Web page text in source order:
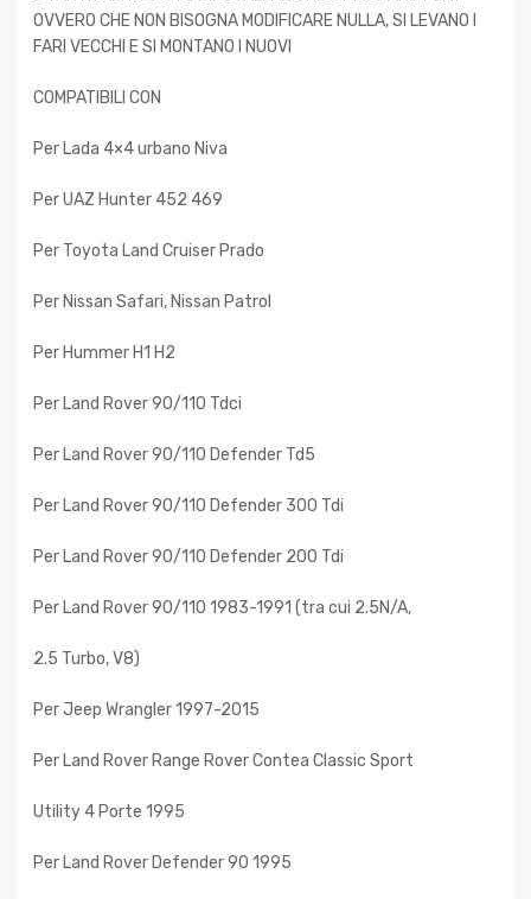
OVVERO CHE NON BISOGNA MODIFICARE NULLA, SI LEVANO I
FARI VECCHI E SI MONTANO I NUOVI
COMPATIBILI CON
Per Lada 4×4 urbano Niva
Per UAZ Hunter 452 469
Per Toyota Land Cruiser Prado
Per Nissan Safari, Nissan Patrol
Per Hummer H1 H2
Per Land Rover 90/110 Tdci
Per Land Rover 90/110 Defender Td5
Per Land Rover 90/110 Defender 300 Tdi
Per Land Rover 90/110 Defender 200 Tdi
Per Land Rover 90/110 1983-1991 (tra cui 2.5N/A,
2.5 Turbo, V8)
Per Jeep Wrangler 1997-2015
Per Land Rover Range Rover Contea Classic Sport
Utility 4 Porte 1995
Per Land Rover Defender 90 1995